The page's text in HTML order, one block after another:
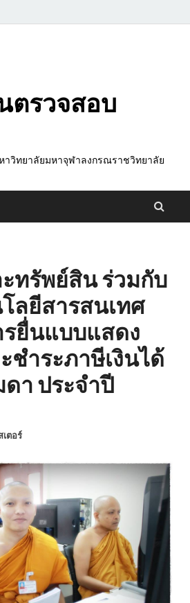
ตรวจสอบ
าวิทยาลัยมหาจุฬาลงกรณราชวิทยาลัย
ทรัพย์สิน ร่วมกับ
ลยีสารสนเทศ
ยื่นแบบแสดง
ชำระภาษีเงินได้
า ประจำปี
เตอร์